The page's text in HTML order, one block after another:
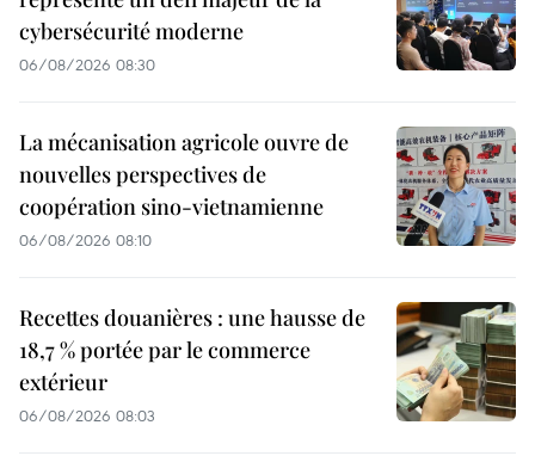
cybersécurité moderne
06/08/2026 08:30
La mécanisation agricole ouvre de
nouvelles perspectives de
coopération sino-vietnamienne
06/08/2026 08:10
Recettes douanières : une hausse de
18,7 % portée par le commerce
extérieur
06/08/2026 08:03